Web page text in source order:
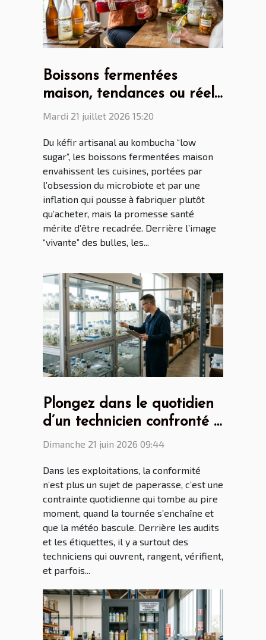
Boissons fermentées
maison, tendances ou réel
bénéfice santé ?
Mardi 21 juillet 2026 15:20
Du kéfir artisanal au kombucha “low
sugar”, les boissons fermentées maison
envahissent les cuisines, portées par
l’obsession du microbiote et par une
inflation qui pousse à fabriquer plutôt
qu’acheter, mais la promesse santé
mérite d’être recadrée. Derrière l’image
“vivante” des bulles, les...
Plongez dans le quotidien
d’un technicien confronté à
l’armoire phytosanitaire
Dimanche 21 juin 2026 09:44
Dans les exploitations, la conformité
n’est plus un sujet de paperasse, c’est une
contrainte quotidienne qui tombe au pire
moment, quand la tournée s’enchaîne et
que la météo bascule. Derrière les audits
et les étiquettes, il y a surtout des
techniciens qui ouvrent, rangent, vérifient,
et parfois...